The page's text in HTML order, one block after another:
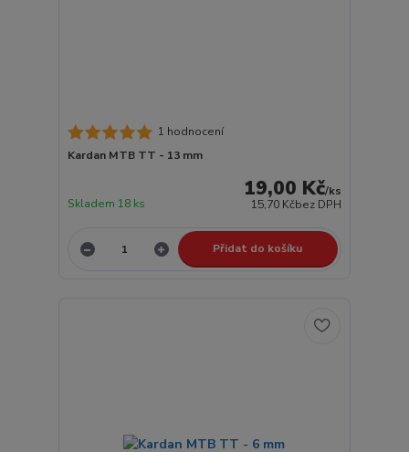
1 hodnocení
Kardan MTB TT - 13 mm
19,00 Kč/ks
15,70 Kčbez DPH
Skladem 18 ks
Přidat do košíku